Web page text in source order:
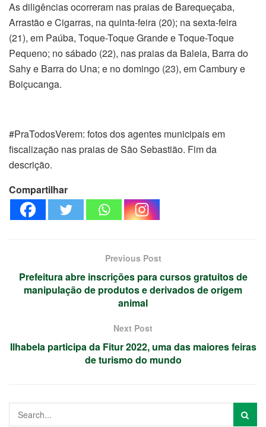
As diligências ocorreram nas praias de Barequeçaba,
Arrastão e Cigarras, na quinta-feira (20); na sexta-feira
(21), em Paúba, Toque-Toque Grande e Toque-Toque
Pequeno; no sábado (22), nas praias da Baleia, Barra do
Sahy e Barra do Una; e no domingo (23), em Cambury e
Boiçucanga.
#PraTodosVerem: fotos dos agentes municipais em
fiscalização nas praias de São Sebastião. Fim da
descrição.
Compartilhar
Previous Post
Prefeitura abre inscrições para cursos gratuitos de
manipulação de produtos e derivados de origem
animal
Next Post
Ilhabela participa da Fitur 2022, uma das maiores feiras
de turismo do mundo